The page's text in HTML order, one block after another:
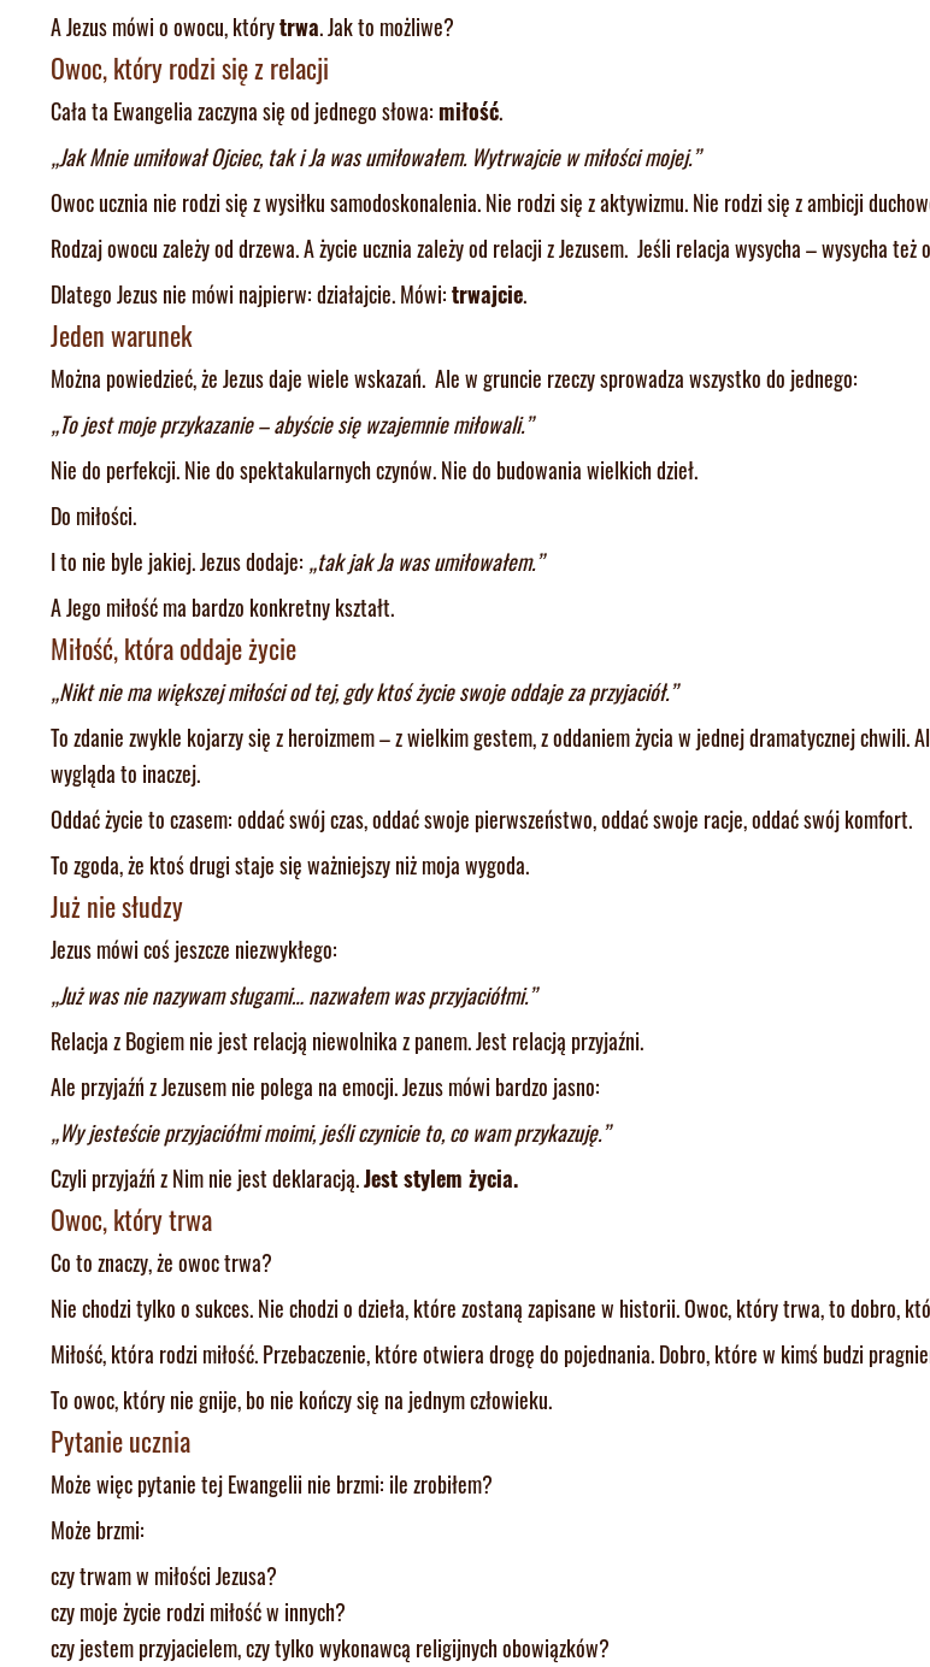
A Jezus mówi o owocu, którytrwa. Jak to możliwe?
Owoc, który rodzi się z relacji
Cała ta Ewangelia zaczyna się od jednego słowa: miłość.
„Jak Mnie umiłował Ojciec, tak i Ja was umiłowałem. Wytrwajcie w miłości mojej.”
Owoc ucznia nie rodzi się z wysiłku samodoskonalenia. Nie rodzi się z aktywizmu. Nie rodzi się z ambicji
Rodzaj owocu zależy od drzewa. A życie ucznia zależy od relacji z Jezusem. Jeśli relacja wysycha – wysycha też
Dlatego Jezus nie mówi najpierw: działajcie. Mówi:trwajcie.
Jeden warunek
Można powiedzieć, że Jezus daje wiele wskazań. Ale w gruncie rzeczy sprowadza wszystko do jednego:
„To jest moje przykazanie – abyście się wzajemnie miłowali.”
Nie do perfekcji. Nie do spektakularnych czynów. Nie do budowania wielkich dzieł.
Do miłości.
I to nie byle jakiej. Jezus dodaje: „tak jak Ja was umiłowałem.”
A Jego miłość ma bardzo konkretny kształt.
Miłość, która oddaje życie
„Nikt nie ma większej miłości od tej, gdy ktoś życie swoje oddaje za przyjaciół.”
To zdanie zwykle kojarzy się z heroizmem – z wielkim gestem, z oddaniem życia w jednej dramatycznej chwili.
wygląda to inaczej.
Oddać życie to czasem: oddać swój czas, oddać swoje pierwszeństwo, oddać swoje racje, oddać swój komfort.
To zgoda, że ktoś drugi staje się ważniejszy niż moja wygoda.
Już nie słudzy
Jezus mówi coś jeszcze niezwykłego:
„Już was nie nazywam sługami… nazwałem was przyjaciółmi.”
Relacja z Bogiem nie jest relacją niewolnika z panem. Jest relacją przyjaźni.
Ale przyjaźń z Jezusem nie polega na emocji. Jezus mówi bardzo jasno:
„Wy jesteście przyjaciółmi moimi, jeśli czynicie to, co wam przykazuję.”
Czyli przyjaźń z Nim nie jest deklaracją.Jest stylem życia.
Owoc, który trwa
Co to znaczy, że owoc trwa?
Nie chodzi tylko o sukces. Nie chodzi o dzieła, które zostaną zapisane w historii. Owoc, który trwa, to dobro,
Miłość, która rodzi miłość. Przebaczenie, które otwiera drogę do pojednania. Dobro, które w kimś budzi
To owoc, który nie gnije, bo nie kończy się na jednym człowieku.
Pytanie ucznia
Może więc pytanie tej Ewangelii nie brzmi: ile zrobiłem?
Może brzmi:
czy trwam w miłości Jezusa?
czy moje życie rodzi miłość w innych?
czy jestem przyjacielem, czy tylko wykonawcą religijnych obowiązków?